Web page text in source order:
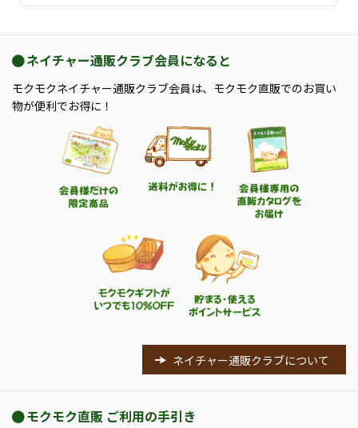
ネイチャー通販クラブ会員になると
モクモクネイチャー通販クラブ会員は、モクモク直販でのお買い
物が便利でお得に！
ネイチャー通販クラブについて
モクモク直販 ご利用の手引き